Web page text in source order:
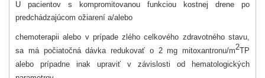
U pacientov s kompromitovanou funkciou kostnej drene po
predchádzajúcom ožiarení a/alebo
chemoterapii alebo v prípade zlého celkového zdravotného stavu,
sa má počiatočná dávka redukovať o 2 mg mitoxantronu/m2TP
alebo prípadne inak upraviť v závislosti od hematologických